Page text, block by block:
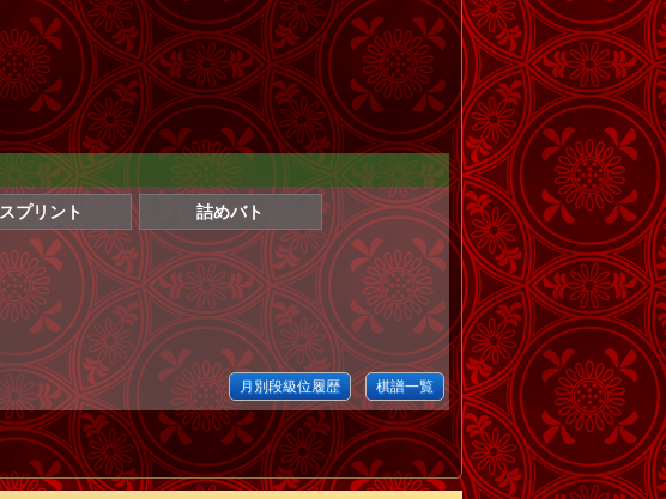
スプリント 詰めバト
月別段級位履歴 棋譜一覧